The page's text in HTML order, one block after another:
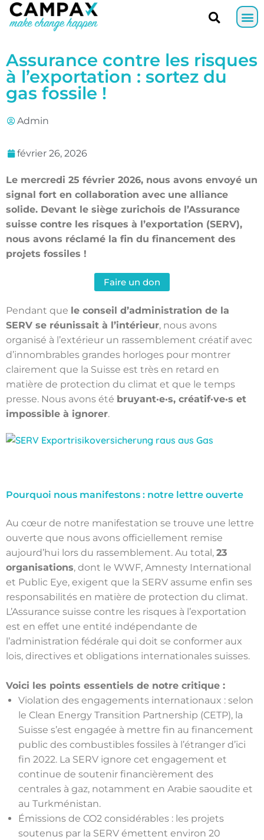
Assurance contre les risques
à l’exportation : sortez du
gas fossile !
Admin
février 26, 2026
Le mercredi 25 février 2026, nous avons envoyé un
signal fort en collaboration avec une alliance
solide. Devant le siège zurichois de l’Assurance
suisse contre les risques à l’exportation (SERV),
nous avons réclamé la fin du financement des
projets fossiles !
Faire un don
Pendant que le conseil d’administration de la
SERV se réunissait à l’intérieur, nous avons
organisé à l’extérieur un rassemblement créatif avec
d’innombrables grandes horloges pour montrer
clairement que la Suisse est très en retard en
matière de protection du climat et que le temps
presse. Nous avons été bruyant·e·s, créatif·ve·s et
impossible à ignorer.
Pourquoi nous manifestons : notre lettre ouverte
Au cœur de notre manifestation se trouve une lettre
ouverte que nous avons officiellement remise
aujourd’hui lors du rassemblement. Au total, 23
organisations, dont le WWF, Amnesty International
et Public Eye, exigent que la SERV assume enfin ses
responsabilités en matière de protection du climat.
L’Assurance suisse contre les risques à l’exportation
est en effet une entité indépendante de
l’administration fédérale qui doit se conformer aux
lois, directives et obligations internationales suisses.
Voici les points essentiels de notre critique :
Violation des engagements internationaux : selon
le Clean Energy Transition Partnership (CETP), la
Suisse s’est engagée à mettre fin au financement
public des combustibles fossiles à l’étranger d’ici
fin 2022. La SERV ignore cet engagement et
continue de soutenir financièrement des
centrales à gaz, notamment en Arabie saoudite et
au Turkménistan.
Émissions de CO2 considérables : les projets
soutenus par la SERV émettent environ 20